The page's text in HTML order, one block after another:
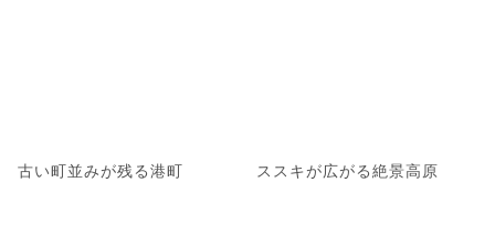
古い町並みが残る港町 ススキが広がる絶景高原